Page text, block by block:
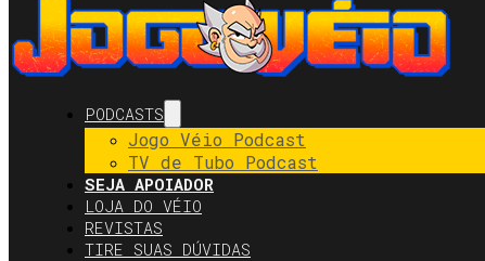
PODCASTS
Jogo Véio Podcast
TV de Tubo Podcast
SEJA APOIADOR
LOJA DO VÉIO
REVISTAS
TIRE SUAS DÚVIDAS